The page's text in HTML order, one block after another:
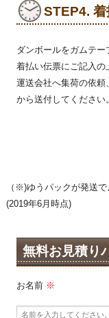
STEP4.
ダンボールをガムテー
着払い伝票にご記入の
運送会社へ集荷の依
から送付してください。
（※)ゆうパックが発送
(2019年6月時点)
無料お見積り
お名前 ※